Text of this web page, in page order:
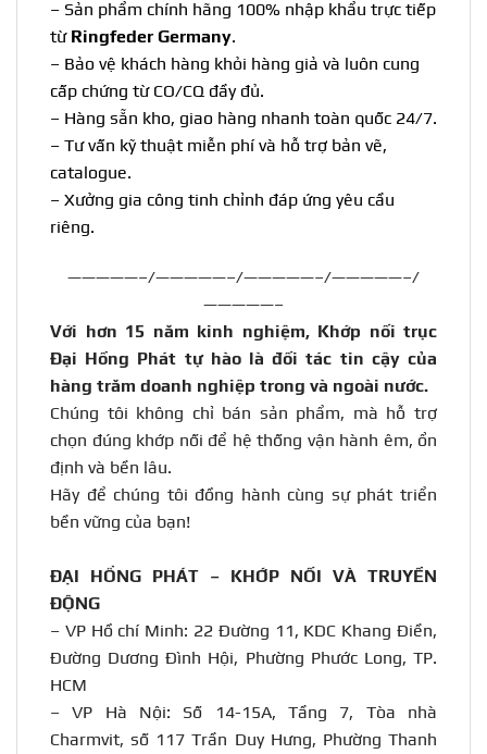
– Sản phẩm chính hãng 100% nhập khẩu trực tiếp
từ Ringfeder Germany.
– Bảo vệ khách hàng khỏi hàng giả và luôn cung
cấp chứng từ CO/CQ đầy đủ.
– Hàng sẵn kho, giao hàng nhanh toàn quốc 24/7.
– Tư vấn kỹ thuật miễn phí và hỗ trợ bản vẽ,
catalogue.
– Xưởng gia công tinh chỉnh đáp ứng yêu cầu
riêng.
—————–/—————–/—————–/—————–/
—————–
Với hơn 15 năm kinh nghiệm, Khớp nối trục
Đại Hồng Phát tự hào là đối tác tin cậy của
hàng trăm doanh nghiệp trong và ngoài nước.
Chúng tôi không chỉ bán sản phẩm, mà hỗ trợ
chọn đúng khớp nối để hệ thống vận hành êm, ổn
định và bền lâu.
Hãy để chúng tôi đồng hành cùng sự phát triển
bền vững của bạn!
ĐẠI HỒNG PHÁT – KHỚP NỐI VÀ TRUYỀN
ĐỘNG
– VP Hồ chí Minh: 22 Đường 11, KDC Khang Điền,
Đường Dương Đình Hội, Phường Phước Long, TP.
HCM
– VP Hà Nội: Số 14-15A, Tầng 7, Tòa nhà
Charmvit, số 117 Trần Duy Hưng, Phường Thanh